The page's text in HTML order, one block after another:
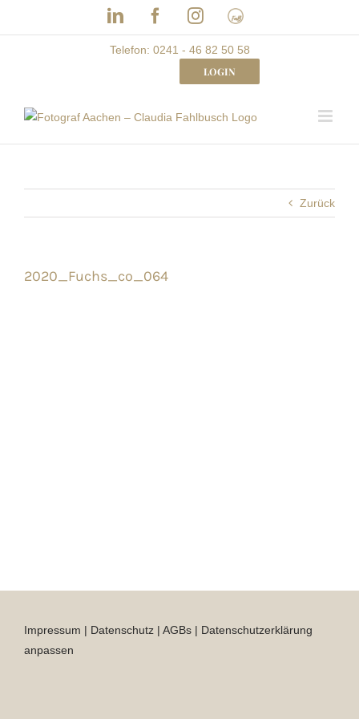
LinkedInFacebookInstagram
Frau
mit
Bizz
Telefon: 0241 - 46 82 50 58
LOGIN
Zurück
2020_Fuchs_co_064
Impressum | Datenschutz | AGBs | Datenschutzerklärung
anpassen